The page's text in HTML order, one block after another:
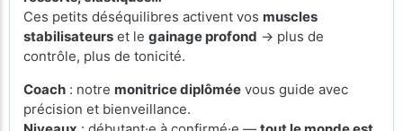
Ces petits déséquilibres activent vos muscles
stabilisateurs et le gainage profond → plus de
contrôle, plus de tonicité.
Coach : notre monitrice diplômée vous guide avec
précision et bienveillance.